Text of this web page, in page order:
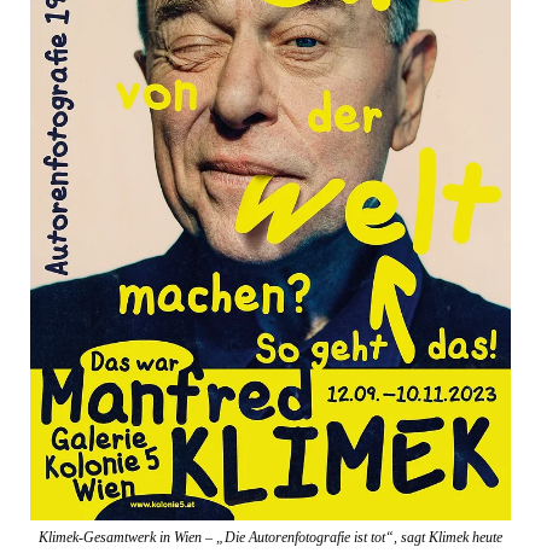
Klimek-Gesamtwerk in Wien – „Die Autorenfotografie ist tot“, sagt Klimek heute